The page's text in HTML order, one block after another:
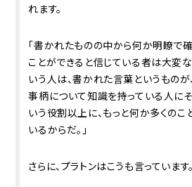
れます。
「書かれたものの中から何か明瞭で
ことができると信じている者は大変
いう人は、書かれた言葉というもの
事柄について知識を持っている人に
いう役割以上に、もっと何か多くのこ
いるからだ。」
さらに、プラトンはこうも言っています。